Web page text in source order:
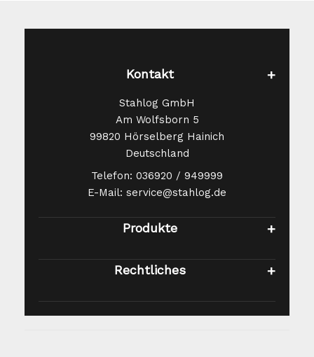
Kontakt
Stahlog GmbH
Am Wolfsborn 5
99820 Hörselberg Hainich
Deutschland
Telefon: 036920 / 949999
E-Mail: service@stahlog.de
Produkte
Rechtliches